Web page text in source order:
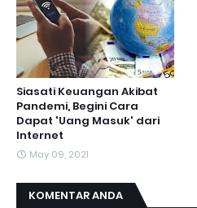
Siasati Keuangan Akibat
Pandemi, Begini Cara
Dapat 'Uang Masuk' dari
Internet
May 09, 2021
KOMENTAR ANDA